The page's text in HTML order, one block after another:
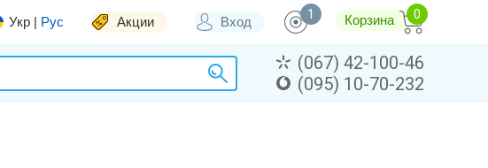
Укр | Рус Акции Вход 1 Корзина
(067) 42-100-46
(095) 10-70-232